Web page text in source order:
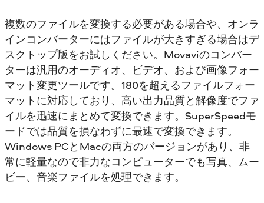
複数のファイルを変換する必要がある場合や、オンラ
インコンバーターにはファイルが大きすぎる場合はデ
スクトップ版をお試しください。Movaviのコンバー
ターは汎用のオーディオ、ビデオ、および画像フォー
マット変更ツールです。180を超えるファイルフォー
マットに対応しており、高い出力品質と解像度でファ
イルを迅速にまとめて変換できます。SuperSpeedモ
ードでは品質を損なわずに最速で変換できます。
Windows PCとMacの両方のバージョンがあり、非
常に軽量なので非力なコンピューターでも写真、ムー
ビー、音楽ファイルを処理できます。